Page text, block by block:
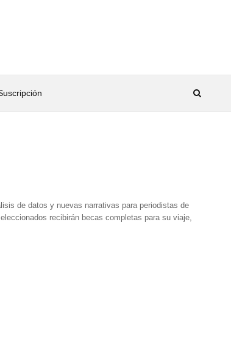
de datos y nuevas narrativas para periodistas de
recibirán becas completas para su viaje,